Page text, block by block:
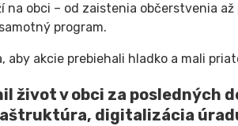
na obci – od zaistenia občerstvenia
program.
aby akcie prebiehali hladko a mali
život v obci za posledných
digitalizácia